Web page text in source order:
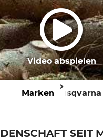
Video abspielen
Marken Husqvarna
SEIT